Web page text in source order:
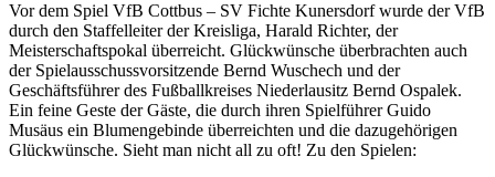
Vor dem Spiel VfB Cottbus – SV Fichte Kunersdorf wurde der VfB
durch den Staffelleiter der Kreisliga, Harald Richter, der
Meisterschaftspokal überreicht. Glückwünsche überbrachten auch
der Spielausschussvorsitzende Bernd Wuschech und der
Geschäftsführer des Fußballkreises Niederlausitz Bernd Ospalek.
Ein feine Geste der Gäste, die durch ihren Spielführer Guido
Musäus ein Blumengebinde überreichten und die dazugehörigen
Glückwünsche. Sieht man nicht all zu oft! Zu den Spielen: